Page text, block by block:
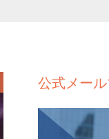
公式メー